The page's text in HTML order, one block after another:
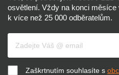
osvětlení. Vždy na konci
k více než 25 000 odběratelům.
Zaškrtnutím souhlasíte s